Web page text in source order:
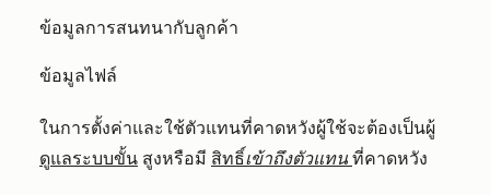
ข้อมูลการสนทนากับลูกค้า
ข้อมูลไฟล์
ในการตั้งค่าและใช้ตัวแทนที่คาดหวังผู้ใช้จะต้องเป็นผู้
ดูแลระบบขั้น สูงหรือมี สิทธิ์เข้าถึงตัวแทน ที่คาดหวัง